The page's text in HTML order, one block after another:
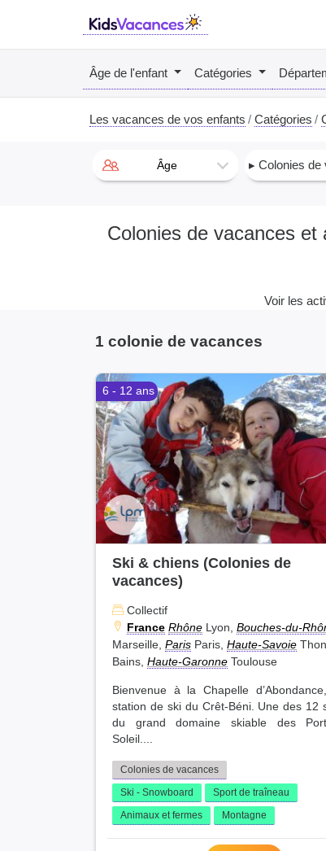
Âge de l'enfant Catégories
Les vacances de vos enfants Catégories
Âge ▸ Colonies de
Colonies de vacances
Voir les
1 colonie de vacances
6 - 12 ans
Ski & chiens (Colonies de
vacances)
Collectif
France Rhône Lyon, Bouches-du-
Marseille, Paris Paris, Haute-Savoie
Bains, Haute-Garonne Toulouse
Bienvenue à la Chapelle
station de ski du Crêt-Béni. Une des 12
du grand domaine skiable des
Soleil....
Colonies de vacances
Ski - Snowboard
Sport de traîneau
Animaux et fermes
Montagne